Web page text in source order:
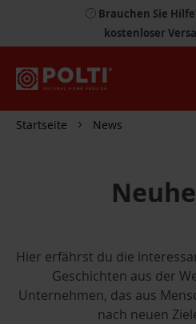
Brauchen Sie
kostenloser
Startseite News
Hier erfährst du die
Geschichten aus der
Unternehmen, das aus
nach neuen